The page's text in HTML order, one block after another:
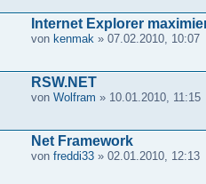
Internet Explorer
von kenmak» 07.02.2010, 10:07
RSW.NET
von Wolfram » 10.01.2010, 11:15
Net Framework
von freddi33» 02.01.2010, 12:13